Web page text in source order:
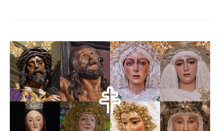
PROCESIÓN
DE
CLAUSURA
DEL
CONGRESO: